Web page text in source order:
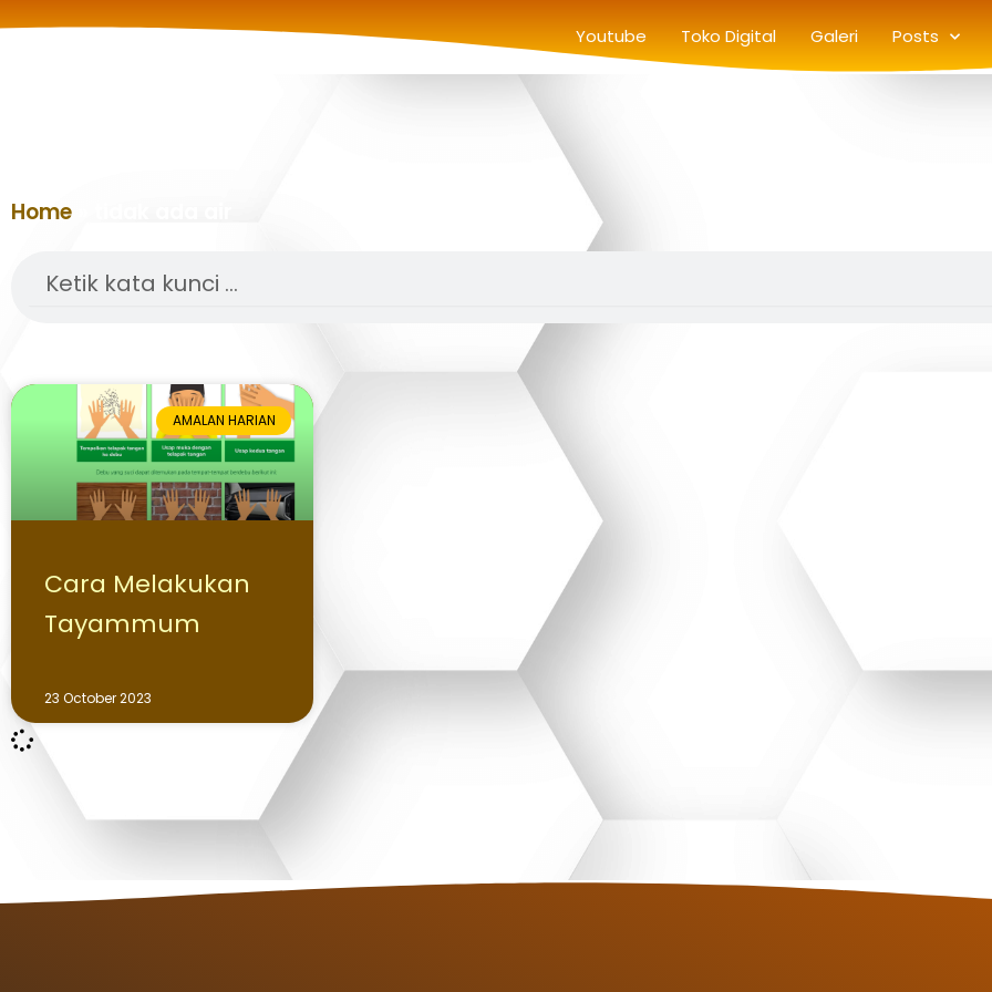
Youtube Toko Digital Galeri Posts
Home
AMALAN HARIAN
Cara Melakukan
Tayammum
23 October 2023